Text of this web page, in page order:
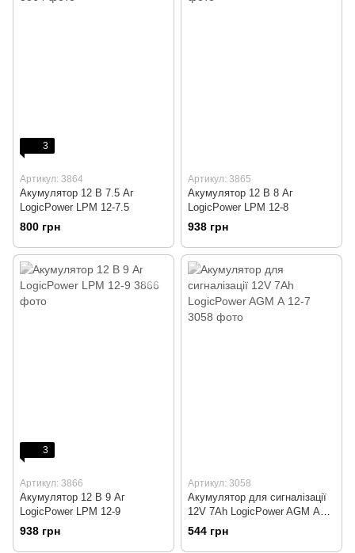
3
Артикул: 3864
Акумулятор 12 В 7.5 Аг
LogicPower LPM 12-7.5
800 грн
Артикул: 3865
Акумулятор 12 В 8 Аг
LogicPower LPM 12-8
938 грн
3
Артикул: 3866
Акумулятор 12 В 9 Аг
LogicPower LPM 12-9
938 грн
Артикул: 3058
Акумулятор для сигналізації
12V 7Ah LogicPower AGM А
12-7
544 грн